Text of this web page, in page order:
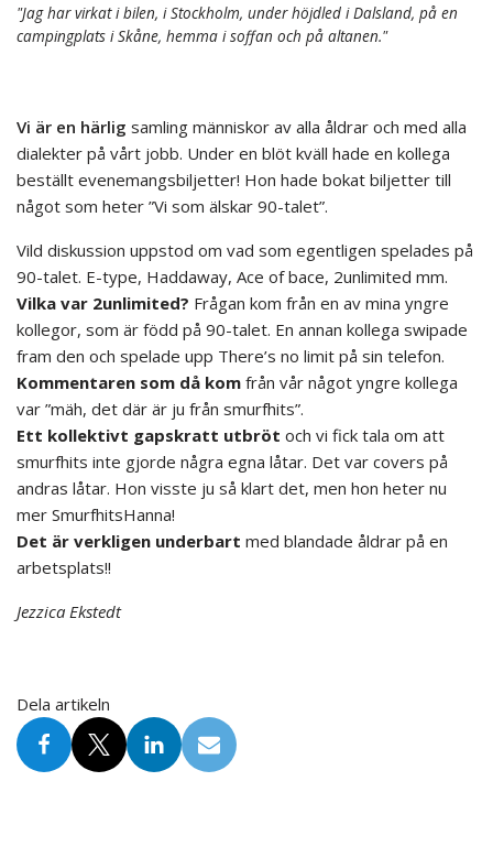
"Jag har virkat i bilen, i Stockholm, under höjdled i Dalsland, på en
campingplats i Skåne, hemma i soffan och på altanen."
Vi är en härlig samling människor av alla åldrar och med alla
dialekter på vårt jobb. Under en blöt kväll hade en kollega
beställt evenemangsbiljetter! Hon hade bokat biljetter till
något som heter ”Vi som älskar 90-talet”.
Vild diskussion uppstod om vad som egentligen spelades på
90-talet. E-type, Haddaway, Ace of bace, 2unlimited mm.
Vilka var 2unlimited? Frågan kom från en av mina yngre
kollegor, som är född på 90-talet. En annan kollega swipade
fram den och spelade upp There’s no limit på sin telefon.
Kommentaren som då kom från vår något yngre kollega
var ”mäh, det där är ju från smurfhits”.
Ett kollektivt gapskratt utbröt och vi fick tala om att
smurfhits inte gjorde några egna låtar. Det var covers på
andras låtar. Hon visste ju så klart det, men hon heter nu
mer SmurfhitsHanna!
Det är verkligen underbart med blandade åldrar på en
arbetsplats!!
Jezzica Ekstedt
Dela artikeln